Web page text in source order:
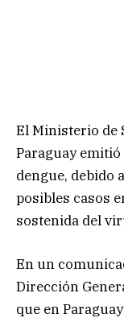
El Ministerio de
Paraguay
dengue, debido
posibles casos
sostenida del
En un
Dirección
que en